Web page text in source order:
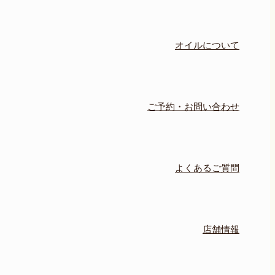
オイルについて
ご予約・お問い合わせ
よくあるご質問
店舗情報